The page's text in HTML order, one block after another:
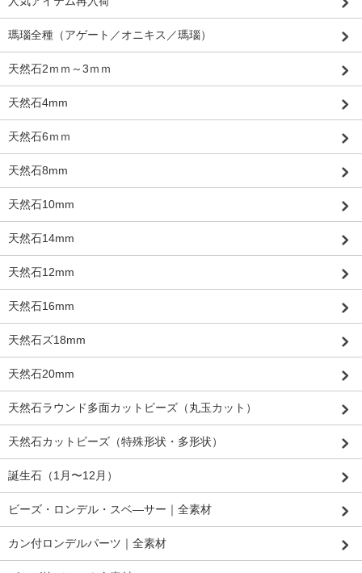
瑪瑙全種（アゲート／オニキス／瑪瑙）
天然石2ｍｍ～3ｍｍ
天然石4mm
天然石6ｍｍ
天然石8mm
天然石10mm
天然石14mm
天然石12mm
天然石16mm
天然石ズ18mm
天然石20mm
天然石ラウンド多面カットビーズ（丸玉カット）
天然石カットビーズ（特殊形状・多形状）
誕生石（1月〜12月）
ビーズ・ロンデル・スベ―サー｜全素材
カン付ロンデルパーツ｜全素材